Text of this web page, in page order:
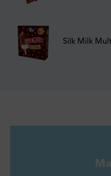
Silk Milk